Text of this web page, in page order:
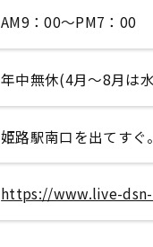
AM9：00～PM7：00
年中無休(4月〜8月は
姫路駅南口を出てすぐ。
https://www.live-